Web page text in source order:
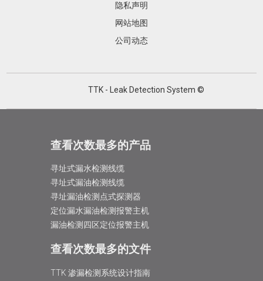
隐私声明
网站地图
公司动态
TTK - Leak Detection System ©
查看次数最多的产品
寻址式漏水检测线缆
寻址式漏油检测线缆
寻址漏油检测点式探测器
定位漏水漏油检测报警主机
漏油检测四区定位报警主机
查看次数最多的文件
TTK 渗漏检测系统设计指南